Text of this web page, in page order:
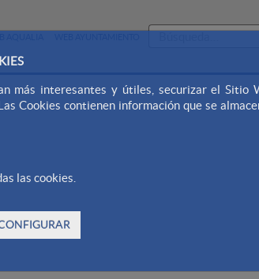
más interesantes y útiles, securizar el Sitio
Cookies contienen información que se
las cookies.